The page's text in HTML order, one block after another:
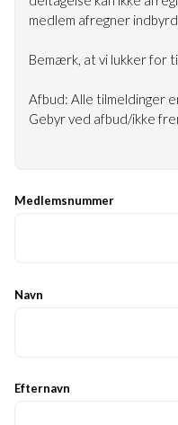
medlem afregner
Bemærk, at vi lukker for
Afbud: Alle tilmeldinger
Gebyr ved afbud/ikke
Medlemsnummer
Navn
Efternavn